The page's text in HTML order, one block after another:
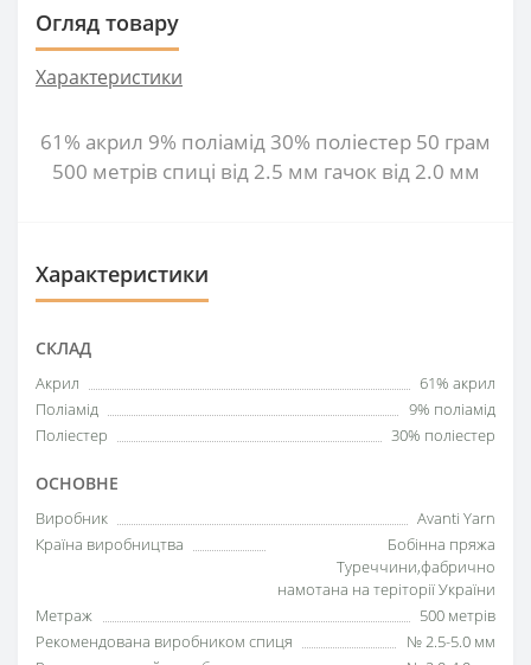
Огляд товару
Характеристики
61% акрил 9% поліамід 30% поліестер 50 грам
500 метрів спиці від 2.5 мм гачок від 2.0 мм
Характеристики
СКЛАД
Акрил
61% акрил
Поліамід
9% поліамід
Поліестер
30% поліестер
ОСНОВНЕ
Виробник
Avanti Yarn
Країна виробництва
Бобінна пряжа
Туреччини,фабрично
намотана на теріторії України
Метраж
500 метрів
Рекомендована виробником спиця
№ 2.5-5.0 мм